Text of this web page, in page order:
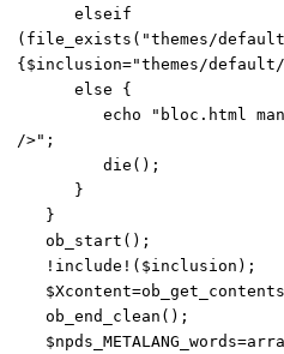
elseif
(file_exists("themes/
{$inclusion="themes/
else {
echo "bloc.html
/>";
die();
}
}
ob_start();
!include!($inclusion);
ob_end_clean();